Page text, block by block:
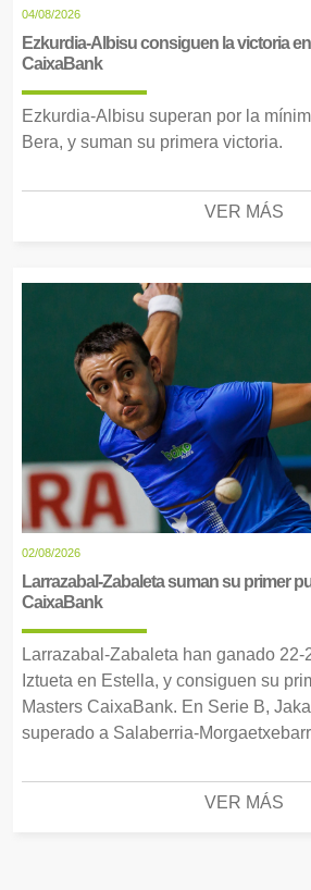
04/08/2026
Ezkurdia-Albisu consiguen la victoria
CaixaBank
Ezkurdia-Albisu superan por la
Bera, y suman su primera victoria.
VER MÁS
02/08/2026
Larrazabal-Zabaleta suman su primer
CaixaBank
Larrazabal-Zabaleta han ganado 22-
Iztueta en Estella, y consiguen su
Masters CaixaBank. En Serie B,
superado a Salaberria-
VER MÁS